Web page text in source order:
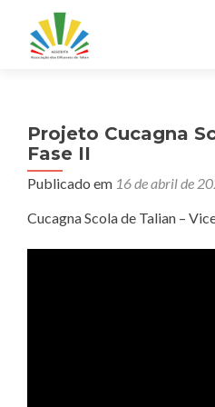
Projeto Cucagna
Fase II
Publicado em 16 de abril de
Cucagna Scola de Talian –